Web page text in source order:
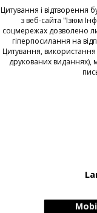
Цитування і відтворення
з веб-сайта "Ізюм
соцмережах дозволено
гіперпосилання на
Цитування, використання
друкованих виданнях),